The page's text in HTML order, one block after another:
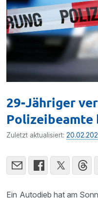
29-Jähriger
Zuletzt aktualisiert:
Ein Autodieb hat am